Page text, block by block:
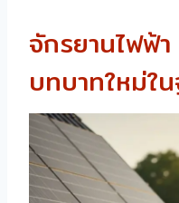
จักรยานไฟฟ้
บทบาทใหม่ใ